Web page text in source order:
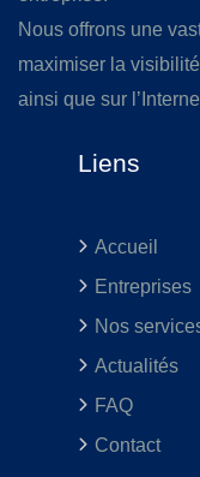
Nous offrons une
maximiser la
ainsi que sur
Liens
Accueil
Entreprises
Nos
Actualités
FAQ
Contact